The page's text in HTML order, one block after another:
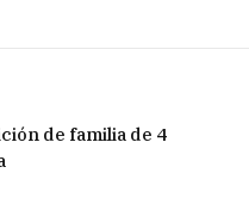
de familia de 4